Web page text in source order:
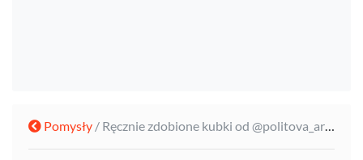
Pomysły / Ręcznie zdobione kubki od @politova_artwork